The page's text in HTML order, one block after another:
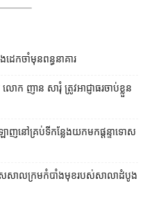
កចាំមុនពន្ធនាគារ
លោក ញាន សារុំ ត្រូវ​អាជ្ញាធរ​ចាប់ខ្លួន​
ឡាញ​នៅ​គ្រប់​ទីកន្លែង​យក​មក​ផ្ដន្ទាទោស​
ស​សាលក្រម​កំបាំងមុខ​របស់​សាលាដំបូង​